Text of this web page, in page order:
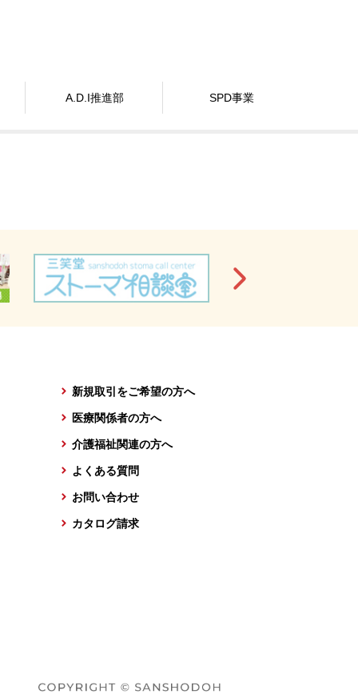
A.D.I推進部 SPD事業
新規取引をご希望の方へ
医療関係者の方へ
介護福祉関連の方へ
よくある質問
お問い合わせ
カタログ請求